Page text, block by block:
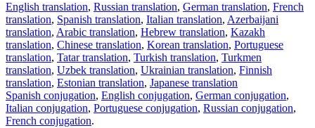
English translation, Russian translation, German translation, French
translation, Spanish translation, Italian translation, Azerbaijani
translation, Arabic translation, Hebrew translation, Kazakh
translation, Chinese translation, Korean translation, Portuguese
translation, Tatar translation, Turkish translation, Turkmen
translation, Uzbek translation, Ukrainian translation, Finnish
translation, Estonian translation, Japanese translation
Spanish conjugation, English conjugation, German conjugation,
Italian conjugation, Portuguese conjugation, Russian conjugation,
French conjugation.